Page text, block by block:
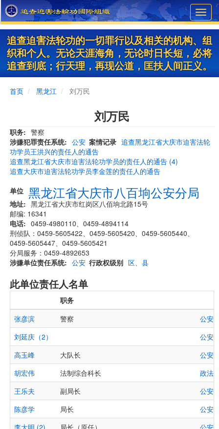
Skip
to
main
content
追查迫害法轮功的一切罪行以及相关的机构、组
织和个人。无论天涯海角，无论时日长短，必将
追查到底；行天理，再现公道，匡扶人间正义。
首页 黑龙江 刘万民
刘万民
职务
警察
涉嫌犯罪责任系统
公安 案情记录 追查黑龙江省大庆市迫害法轮
功学员王洪兴的责任人的通告
追查黑龙江省大庆市迫害法轮功学员的责任人的通告 (4)
追查大庆市迫害法轮功学员李金莲的责任人的通告
单位 黑龙江省大庆市八百垧公安分局
地址
黑龙江省大庆市红岗区八佰垧北路15号
邮编: 16341
电话
0459-4980110、0459-4894114
刑侦队：0459-5605422、0459-5605420、0459-5605440、
0459-5605447、0459-5605421
分局服务：0459-4892653
涉嫌单位责任系统
公安 行政权级别 区、县
此单位责任人名单
职务
张彦滨
警察
公安
刘延庆（2）
公安
高玉峰
大队长 公安
胡宏伟
法制综合科长
政法
王乐夫
副局长
公安
陈彦学
局长
公安
李大明 (2)
局长（原任）
公安